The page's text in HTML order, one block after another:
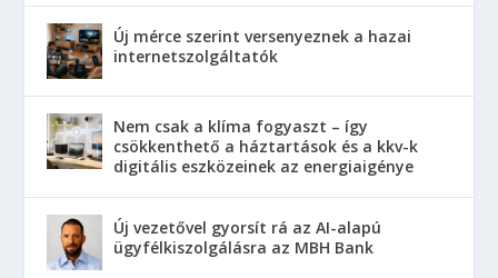
Új mérce szerint versenyeznek a hazai
internetszolgáltatók
Nem csak a klíma fogyaszt – így
csökkenthető a háztartások és a kkv-k
digitális eszközeinek az energiaigénye
Új vezetővel gyorsít rá az AI-alapú
ügyfélkiszolgálásra az MBH Bank